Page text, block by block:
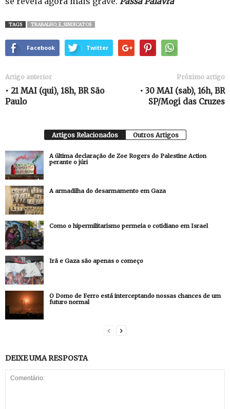
TAGS TRABALHO_E_SINDICATOS
Facebook Twitter
Artigo anterior
• 21 MAI (qui), 18h, BR São
Paulo
Próximo artigo
• 30 MAI (sab), 16h, BR
SP/Mogi das Cruzes
Artigos Relacionados Outros Artigos
A última declaração de Zoe Rogers do Palestine Action
perante o júri
A armadilha do desarmamento em Gaza
Como o hipermilitarismo permeia o cotidiano em Israel
Irã e Gaza são apenas o começo
O Domo de Ferro está interceptando nossas chances de um
futuro normal
DEIXE UMA RESPOSTA